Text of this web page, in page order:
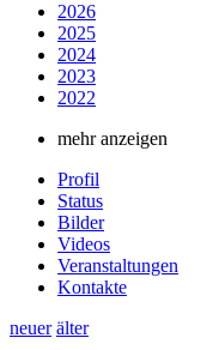
2026
2025
2024
2023
2022
mehr anzeigen
Profil
Status
Bilder
Videos
Veranstaltungen
Kontakte
neuer älter